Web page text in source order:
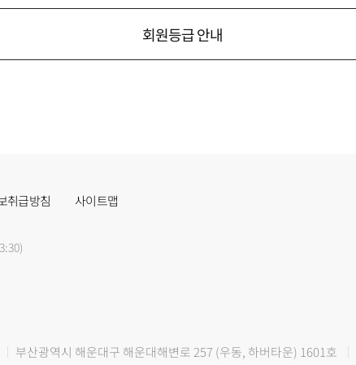
회원등급 안내
취급방침 사이트맵
부산광역시 해운대구 해운대해변로 257 (우동, 하버타운) 1601호